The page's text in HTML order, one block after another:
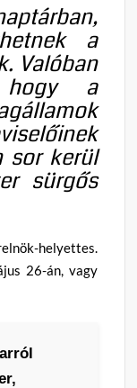
a
Valóban
hogy a
sor kerül
sürgős
helyettes.
26-án, vagy